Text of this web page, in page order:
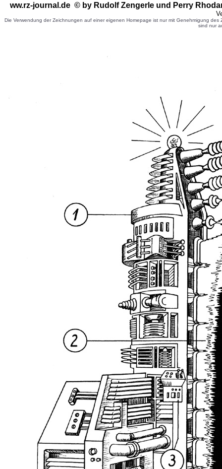
ww.rz-journal.de © by Rudolf Zengerle und Perry
Die Verwendung der Zeichnungen auf einer eigenen Homepage ist nur mit Genehmigung
sind nur